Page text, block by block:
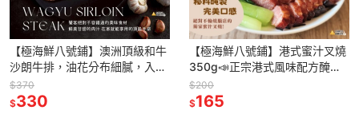
【極海鮮八號鋪】澳洲頂級和牛
沙朗牛排，油花分布細膩，入口
柔嫩多汁，香煎或碳烤皆宜，讓
你在家也能品嚐主廚級奢華滋
$370
$330
【極海鮮八號鋪】港式蜜汁叉燒
350g📣正宗港式風味配方醃漬
㊙️絕對不輸燒臘店的美味!!
$200
$165